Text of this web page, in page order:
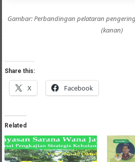
Gambar: Perbandingan pelataran
(kanan)
Share this:
X Facebook
Related